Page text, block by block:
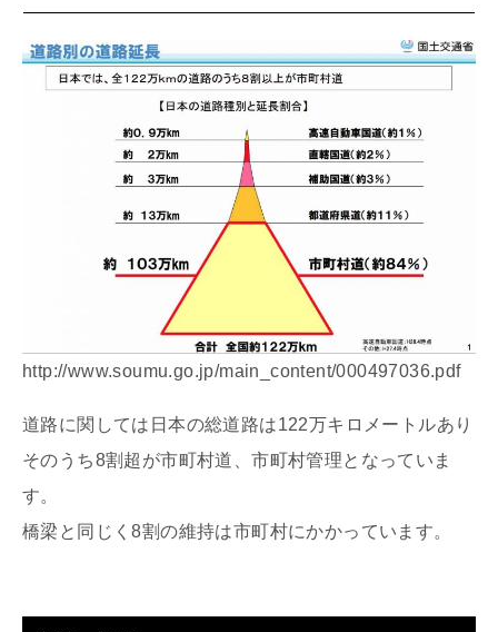
http://www.soumu.go.jp/main_content/000497036.pdf
道路に関しては日本の総道路は122万キロメートルあり
そのうち8割超が市町村道、市町村管理となっていま
す。
橋梁と同じく8割の維持は市町村にかかっています。